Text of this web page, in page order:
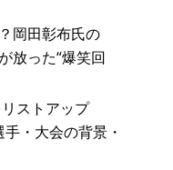
岡田彰布氏の
放った“爆笑回
ストアップ
・大会の背景・